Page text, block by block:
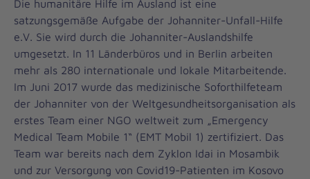
Die humanitäre Hilfe im Ausland ist eine
satzungsgemäße Aufgabe der Johanniter-Unfall-Hilfe
e.V. Sie wird durch die Johanniter-Auslandshilfe
umgesetzt. In 11 Länderbüros und in Berlin arbeiten
mehr als 280 internationale und lokale Mitarbeitende.
Im Juni 2017 wurde das medizinische Soforthilfeteam
der Johanniter von der Weltgesundheitsorganisation als
erstes Team einer NGO weltweit zum „Emergency
Medical Team Mobile 1“ (EMT Mobil 1) zertifiziert. Das
Team war bereits nach dem Zyklon Idai in Mosambik
und zur Versorgung von Covid19-Patienten im Kosovo